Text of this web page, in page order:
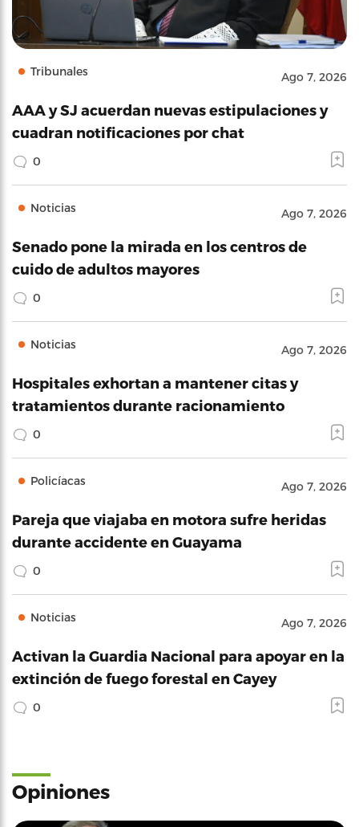
Tribunales Ago 7, 2026
AAA y SJ acuerdan nuevas estipulaciones y
cuadran notificaciones por chat
0
Noticias Ago 7, 2026
Senado pone la mirada en los centros de
cuido de adultos mayores
0
Noticias Ago 7, 2026
Hospitales exhortan a mantener citas y
tratamientos durante racionamiento
0
Policíacas Ago 7, 2026
Pareja que viajaba en motora sufre heridas
durante accidente en Guayama
0
Noticias Ago 7, 2026
Activan la Guardia Nacional para apoyar en la
extinción de fuego forestal en Cayey
0
Opiniones